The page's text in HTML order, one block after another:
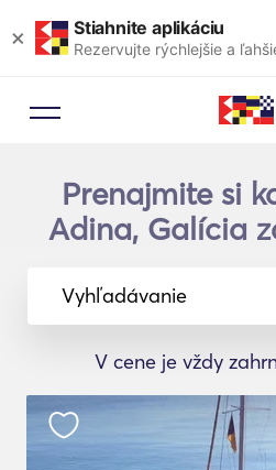
× Stiahnite aplikáciu
Rezervujte rýchlejšie a
Prenajmite si
Adina, Galícia
Vyhľadávanie
V cene je vždy